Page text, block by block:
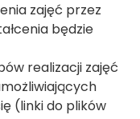
zajęć przez
będzie
realizacji zajęć
(linki do plików